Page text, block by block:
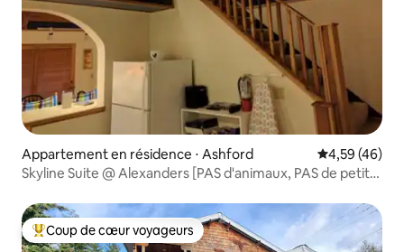
Appartement en résidence ⋅ Ashford Évaluation
4,59 (46)
Skyline Suite @ Alexanders [PAS d'animaux, PAS de petit-
Coups de cœur voyageurs les plus appréciés
Coup de cœur voyageurs